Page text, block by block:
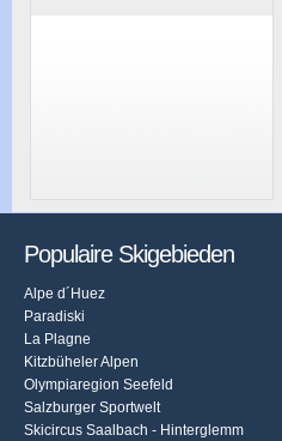
Populaire Skigebieden
Alpe d´Huez
Paradiski
La Plagne
Kitzbüheler Alpen
Olympiaregion Seefeld
Salzburger Sportwelt
Skicircus Saalbach - Hinterglemm